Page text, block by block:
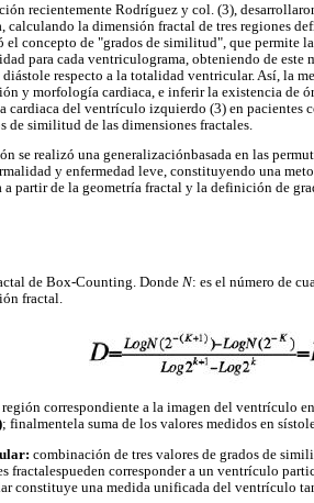
recientemente Rodríguez y col. (3),
la dimensión fractal de tres regiones
el concepto de "grados de similitud", que permite
para cada ventriculograma, obteniendo de este
respecto a la totalidad ventricular. Así, la
y morfología cardiaca, e inferir la existencia de
cardiaca del ventrículo izquierdo (3) en pacientes
de similitud de las dimensiones fractales.
se realizó una generalizaciónbasada en las
y enfermedad leve, constituyendo una
partir de la geometría fractal y la definición de
de Box-Counting. Donde N: es el número de
fractal.
correspondiente a la imagen del ventrículo en
; finalmentela suma de los valores medidos en
combinación de tres valores de grados de
fractalespueden corresponder a un ventrículo
constituye una medida unificada del ventrículo